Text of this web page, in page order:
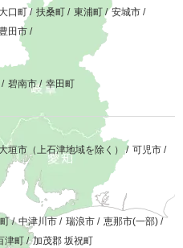
大口町/ 扶桑町 / 東浦町 / 安城市 /
豊田市 /
/ 碧南市/ 幸田町
大垣市（上石津地域を除く） / 可児市 /
/ 中津川市 / 瑞浪市 / 恵那市(一部) /
津町 / 加茂郡 坂祝町